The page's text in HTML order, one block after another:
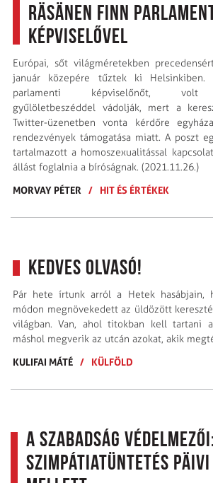
Räsänen finn
képviselővel
Európai, sőt világméretekben
január közepére tűztek ki Helsinkiben.
parlamenti képviselőnőt, volt
gyűlöletbeszéddel vádolják, mert a
Twitter-üzenetben vonta kérdőre
rendezvények támogatása miatt. A poszt
tartalmazott a homoszexualitással
állást foglalnia a bíróságnak. (2021.11.26.)
MORVAY PÉTER
/ HIT ÉS ÉRTÉKEK
Kedves Olvasó!
Pár hete írtunk arról a Hetek hasábjain,
módon megnövekedett az üldözött
világban. Van, ahol titokban kell tartani
máshol megverik az utcán azokat, akik
KULIFAI MÁTÉ / KÜLFÖLD
A szabadság
Szimpátiatüntetés Päivi